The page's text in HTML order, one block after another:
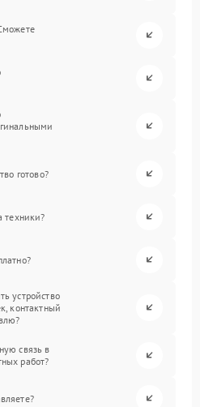
готово?
техники?
устройство
контактный
связь в
работ?